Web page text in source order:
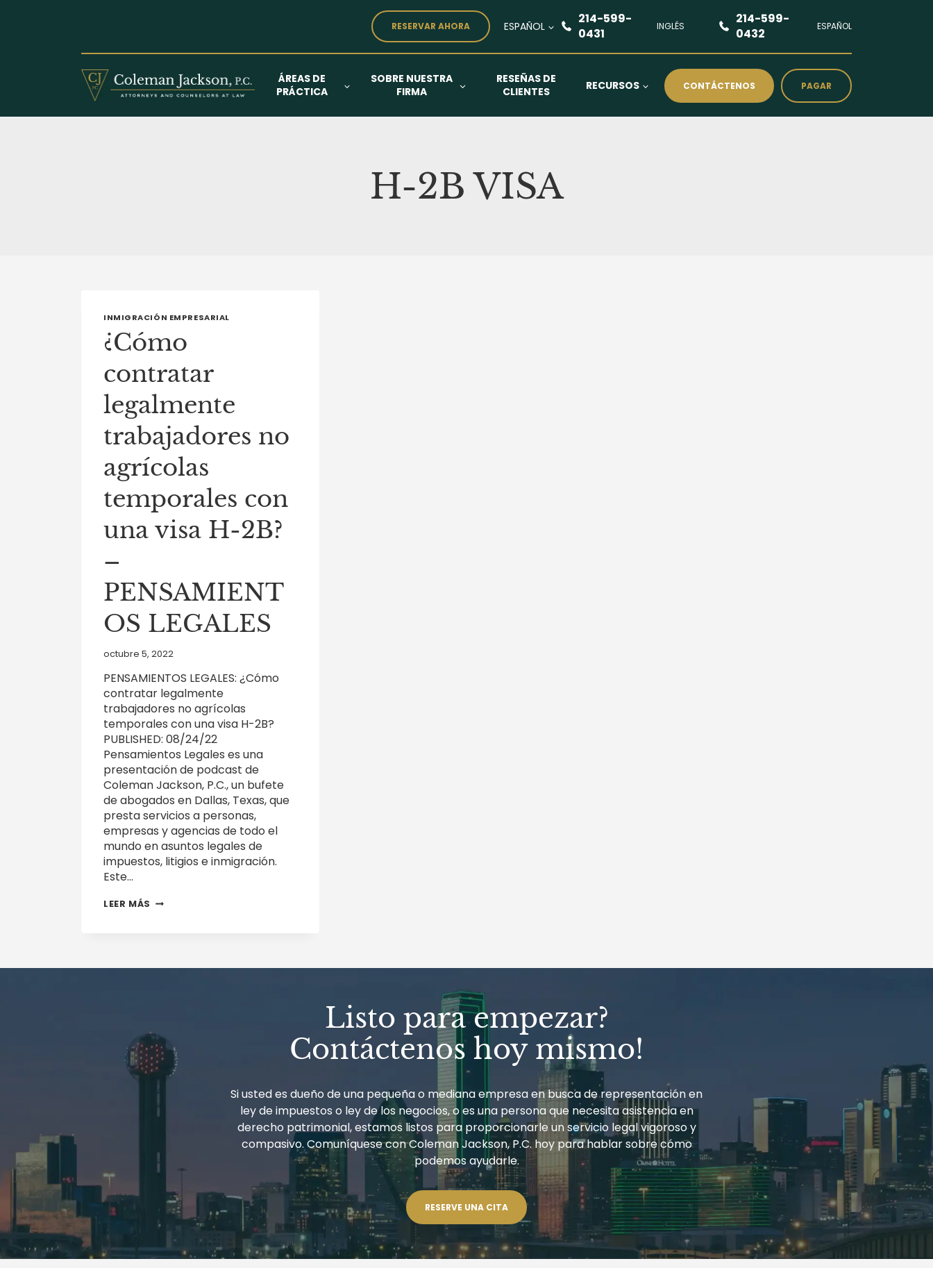
RESERVAR AHORA ESPAÑOL
214-599-
0431
INGLÉS
214-599-
0432
ESPAÑOL
ÁREAS DE
PRÁCTICA
SOBRE NUESTRA
FIRMA
RESEÑAS DE
CLIENTES
RECURSOS CONTÁCTENOS PAGAR
H-2B VISA
INMIGRACIÓN EMPRESARIAL
¿Cómo
contratar
legalmente
trabajadores no
agrícolas
temporales con
una visa H-2B?
–
PENSAMIENT
OS LEGALES
octubre 5, 2022
PENSAMIENTOS LEGALES: ¿Cómo
contratar legalmente
trabajadores no agrícolas
temporales con una visa H-2B?
PUBLISHED: 08/24/22
Pensamientos Legales es una
presentación de podcast de
Coleman Jackson, P.C., un bufete
de abogados en Dallas, Texas, que
presta servicios a personas,
empresas y agencias de todo el
mundo en asuntos legales de
impuestos, litigios e inmigración.
Este…
LEER MÁS ¿CÓMO
TEMPORALES
2B?
–
PENSAMIENTOS
LEGALES
Listo para empezar?
Contáctenos hoy mismo!
Si usted es dueño de una pequeña o mediana empresa en busca de representación en
ley de impuestos o ley de los negocios, o es una persona que necesita asistencia en
derecho patrimonial, estamos listos para proporcionarle un servicio legal vigoroso y
compasivo. Comuníquese con Coleman Jackson, P.C. hoy para hablar sobre cómo
podemos ayudarle.
RESERVE UNA CITA